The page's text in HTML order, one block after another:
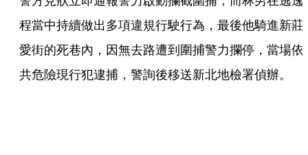
程當中持續做出多項違規行駛行為，最後他騎進新莊
愛街的死巷內，因無去路遭到圍捕警力攔停，當場依
共危險現行犯逮捕，警詢後移送新北地檢署偵辦。